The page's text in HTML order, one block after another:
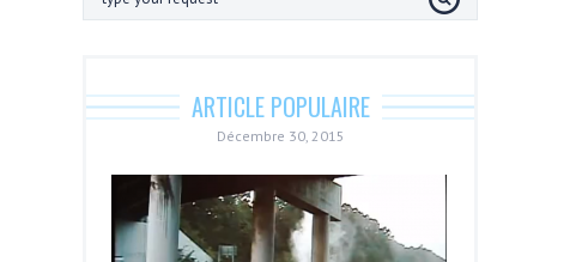
ARTICLE POPULAIRE
Décembre 30, 2015